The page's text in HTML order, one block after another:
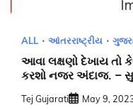
ALL આંતરરાષ્ટ્રીય
આવા લક્ષણો દેખાય તો
કરશો નજર અંદાજ. –
Tej Gujarati May 9,